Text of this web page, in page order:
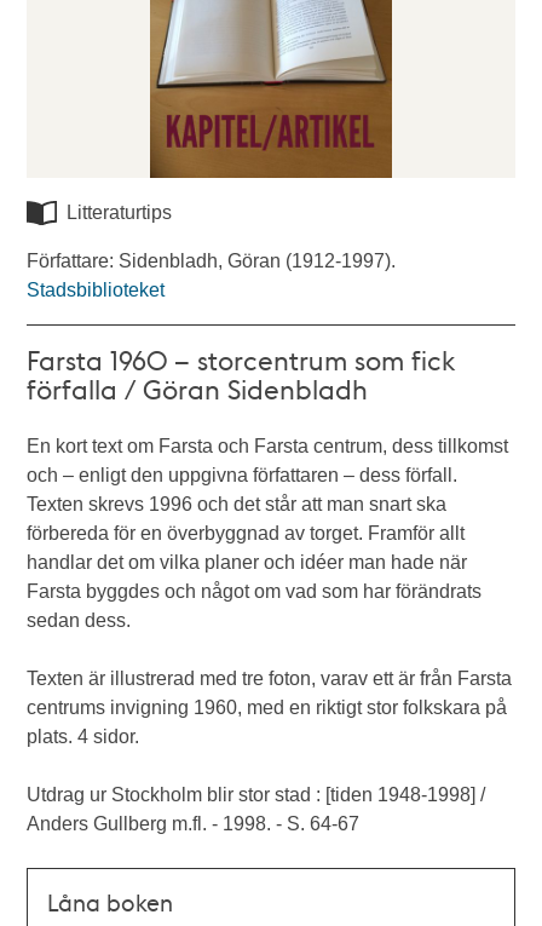
Litteraturtips
Författare: Sidenbladh, Göran (1912-1997).
Stadsbiblioteket
Farsta 1960 – storcentrum som fick
förfalla / Göran Sidenbladh
En kort text om Farsta och Farsta centrum, dess tillkomst
och – enligt den uppgivna författaren – dess förfall.
Texten skrevs 1996 och det står att man snart ska
förbereda för en överbyggnad av torget. Framför allt
handlar det om vilka planer och idéer man hade när
Farsta byggdes och något om vad som har förändrats
sedan dess.
Texten är illustrerad med tre foton, varav ett är från Farsta
centrums invigning 1960, med en riktigt stor folkskara på
plats. 4 sidor.
Utdrag ur Stockholm blir stor stad : [tiden 1948-1998] /
Anders Gullberg m.fl. - 1998. - S. 64-67
Låna boken